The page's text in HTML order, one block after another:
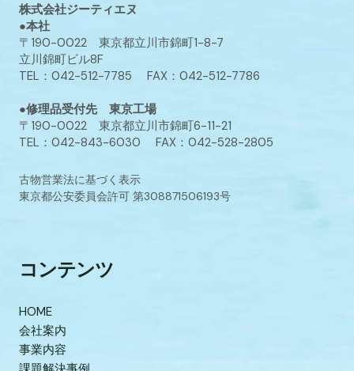
株式会社ジーティエヌ
●本社
〒190-0022 東京都立川市錦町1-8-7
立川錦町ビル8F
TEL：042-512-7785 FAX：042-512-7786
●修理品受付先 東京工場
〒190-0022 東京都立川市錦町6-11-21
TEL：042-843-6030 FAX：042-528-2805
古物営業法に基づく表示
東京都公安委員会許可 第308871506193号
コンテンツ
HOME
会社案内
事業内容